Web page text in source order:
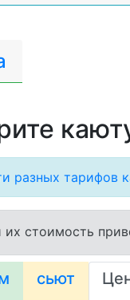
разных тарифов
стоимость
сьют